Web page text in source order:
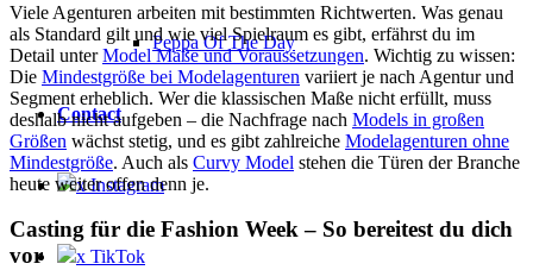
Peppa Of The Day
Contact
x Instagram
x TikTok
Viele Agenturen arbeiten mit bestimmten Richtwerten. Was genau
als Standard gilt und wie viel Spielraum es gibt, erfährst du im
Detail unterModel Maße und Voraussetzungen. Wichtig zu wissen:
Die Mindestgröße bei Modelagenturen variiert je nach Agentur und
Segment erheblich. Wer die klassischen Maße nicht erfüllt, muss
deshalb nicht aufgeben – die Nachfrage nach Models in großen
Größen wächst stetig, und es gibt zahlreiche Modelagenturen ohne
Mindestgröße. Auch als Curvy Model stehen die Türen der Branche
heute weiter offen denn je.
Casting für die Fashion Week – So bereitest du dich
vor